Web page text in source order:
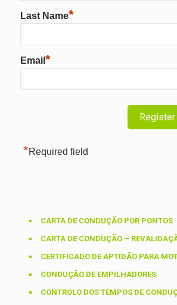
Last Name*
Email *
*Required field
CARTA DE CONDUÇÃO POR PONTOS
CARTA DE CONDUÇÃO –
CERTIFICADO DE APTIDÃO PARA
CONDUÇÃO DE EMPILHADORES
CONTROLO DOS TEMPOS DE